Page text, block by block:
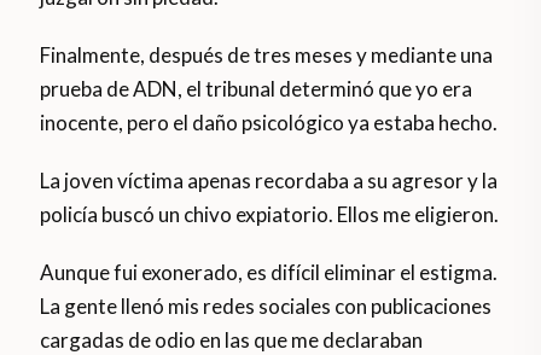
Finalmente, después de tres meses y mediante una
prueba de ADN, el tribunal determinó que yo era
inocente, pero el daño psicológico ya estaba hecho.
La joven víctima apenas recordaba a su agresor y la
policía buscó un chivo expiatorio. Ellos me eligieron.
Aunque fui exonerado, es difícil eliminar el estigma.
La gente llenó mis redes sociales con publicaciones
cargadas de odio en las que me declaraban